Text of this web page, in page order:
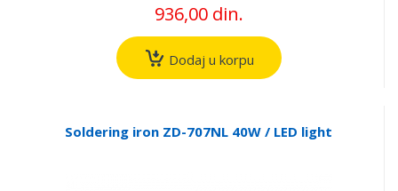
936,00 din.
Dodaj u korpu
Soldering iron ZD-707NL 40W / LED light